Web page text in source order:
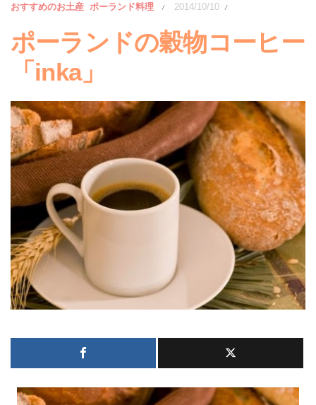
おすすめのお土産 ポーランド料理 / 2014/10/10 /
ポーランドの穀物コーヒー
「inka」